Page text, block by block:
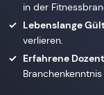
in der
Lebenslange
verlieren.
Erfahrene